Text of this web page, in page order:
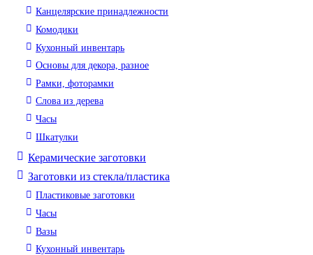
Канцелярские принадлежности
Комодики
Кухонный инвентарь
Основы для декора, разное
Рамки, фоторамки
Слова из дерева
Часы
Шкатулки
Керамические заготовки
Заготовки из стекла/пластика
Пластиковые заготовки
Часы
Вазы
Кухонный инвентарь